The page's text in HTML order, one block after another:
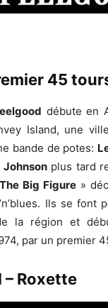
45
débute en
Island, une
bande de potes:
plus tard
The Big Figure »
Ils se font
la région et
par un premier
– Roxette